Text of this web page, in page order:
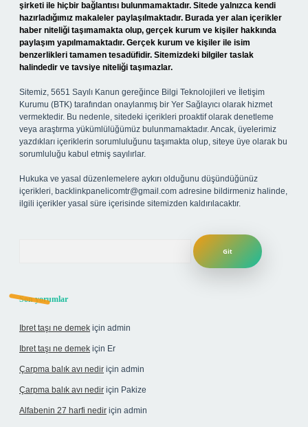
şirketi ile hiçbir bağlantısı bulunmamaktadır. Sitede yalnızca kendi
hazırladığımız makaleler paylaşılmaktadır. Burada yer alan içerikler
haber niteliği taşımamakta olup, gerçek kurum ve kişiler hakkında
paylaşım yapılmamaktadır. Gerçek kurum ve kişiler ile isim
benzerlikleri tamamen tesadüfidir. Sitemizdeki bilgiler taslak
halindedir ve tavsiye niteliği taşımazlar.
Sitemiz, 5651 Sayılı Kanun gereğince Bilgi Teknolojileri ve İletişim
Kurumu (BTK) tarafından onaylanmış bir Yer Sağlayıcı olarak hizmet
vermektedir. Bu nedenle, sitedeki içerikleri proaktif olarak denetleme
veya araştırma yükümlülüğümüz bulunmamaktadır. Ancak, üyelerimiz
yazdıkları içeriklerin sorumluluğunu taşımakta olup, siteye üye olarak bu
sorumluluğu kabul etmiş sayılırlar.
Hukuka ve yasal düzenlemelere aykırı olduğunu düşündüğünüz
içerikleri, backlinkpanelicomtr@gmail.com adresine bildirmeniz halinde,
ilgili içerikler yasal süre içerisinde sitemizden kaldırılacaktır.
Son yorumlar
Ibret taşı ne demek için admin
Ibret taşı ne demek için Er
Çarpma balık avı nedir için admin
Çarpma balık avı nedir için Pakize
Alfabenin 27 harfi nedir için admin